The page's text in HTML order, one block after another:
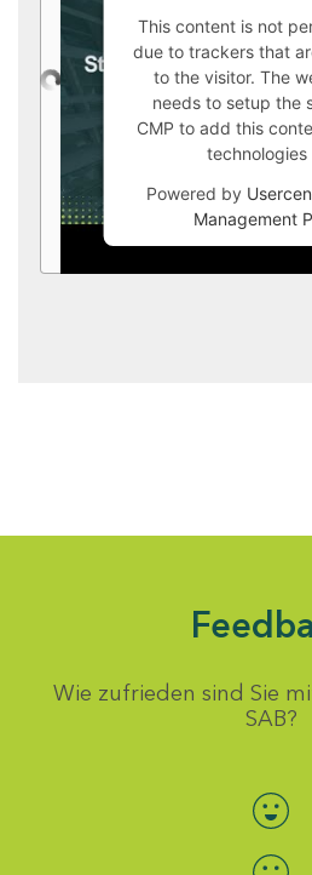
This content is not
due to trackers that
to the visitor. The
needs to setup the
CMP to add this
technologies
Powered by
Management
Wie zufrieden sind Sie
SAB?